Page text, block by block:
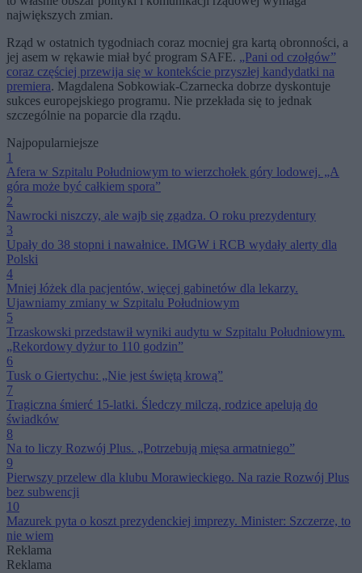
największych zmian.
Rząd w ostatnich tygodniach coraz mocniej gra kartą obronności, a
jej asem w rękawie miał być program SAFE. „Pani od czołgów”
coraz częściej przewija się w kontekście przyszłej kandydatki na
premiera. Magdalena Sobkowiak-Czarnecka dobrze dyskontuje
sukces europejskiego programu. Nie przekłada się to jednak
szczególnie na poparcie dla rządu.
Najpopularniejsze
1
Afera w Szpitalu Południowym to wierzchołek góry lodowej. „A
góra może być całkiem spora”
2
Nawrocki niszczy, ale wajb się zgadza. O roku prezydentury
3
Upały do 38 stopni i nawałnice. IMGW i RCB wydały alerty dla
Polski
4
Mniej łóżek dla pacjentów, więcej gabinetów dla lekarzy.
Ujawniamy zmiany w Szpitalu Południowym
5
Trzaskowski przedstawił wyniki audytu w Szpitalu Południowym.
„Rekordowy dyżur to 110 godzin”
6
Tusk o Giertychu: „Nie jest świętą krową”
7
Tragiczna śmierć 15-latki. Śledczy milczą, rodzice apelują do
świadków
8
Na to liczy Rozwój Plus. „Potrzebują mięsa armatniego”
9
Pierwszy przelew dla klubu Morawieckiego. Na razie Rozwój Plus
bez subwencji
10
Mazurek pyta o koszt prezydenckiej imprezy. Minister: Szczerze, to
nie wiem
Reklama
Reklama